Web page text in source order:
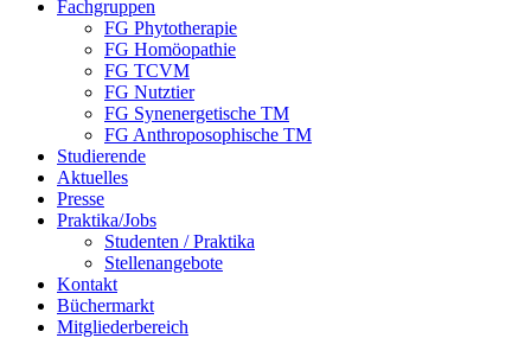
Fachgruppen
FG Phytotherapie
FG Homöopathie
FG TCVM
FG Nutztier
FG Synenergetische TM
FG Anthroposophische TM
Studierende
Aktuelles
Presse
Praktika/Jobs
Studenten / Praktika
Stellenangebote
Kontakt
Büchermarkt
Mitgliederbereich